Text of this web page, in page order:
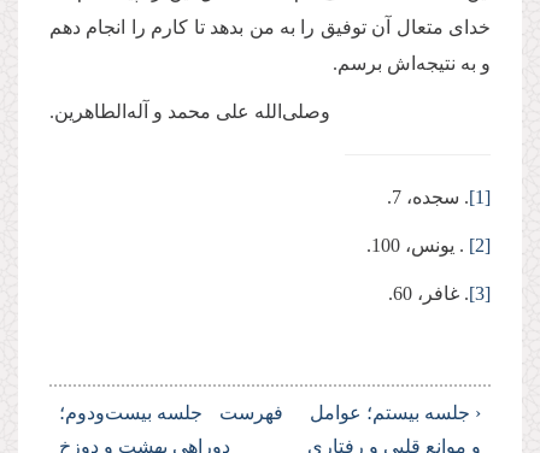
خدای متعال آن توفیق را به من بدهد تا کارم را انجام دهم
و به نتیجه‌اش برسم.
وصلی‌الله علی محمد و آله‌الطاهرین.
[1]. سجده، 7.
[2] . یونس، 100.
[3]. غافر، 60.
‹ جلسه بیستم؛ عوامل
و موانع قلبی و رفتاری
فهرست
جلسه بیست‌ودوم؛
دوراهی بهشت و دوزخ